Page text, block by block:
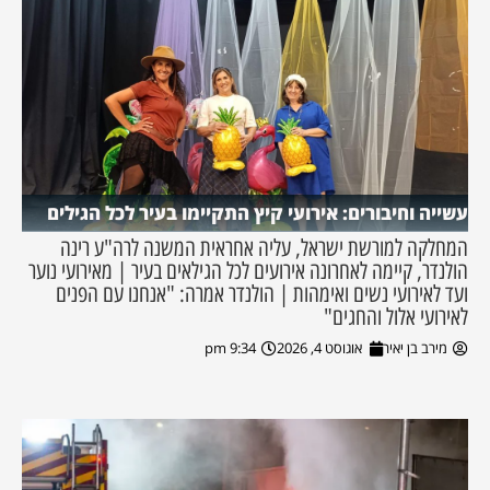
עשייה וחיבורים: אירועי קיץ התקיימו בעיר לכל הגילים
המחלקה למורשת ישראל, עליה אחראית המשנה לרה"ע רינה
הולנדר, קיימה לאחרונה אירועים לכל הגילאים בעיר | מאירועי נוער
ועד לאירועי נשים ואימהות | הולנדר אמרה: "אנחנו עם הפנים
לאירועי אלול והחגים"
מירב בן יאיר אוגוסט 4, 2026 9:34 pm